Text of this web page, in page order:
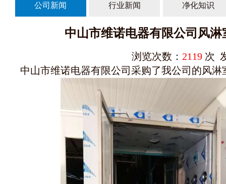
公司新闻 行业新闻 净化知识
中山市维诺电器有限公司风淋
浏览次数： 2119 次
中山市维诺电器有限公司采购了我公司的风淋